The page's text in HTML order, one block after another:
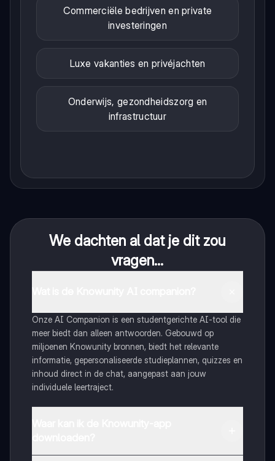
Commerciële bedrijven en private
investeringen
Luxe vakanties en privéjachten
Onderwijs, gezondheidszorg en
infrastructuur
We dachten al dat je dit zou
vragen...
Onze AI Companion is een studentgerichte AI-tool die
meer biedt dan alleen antwoorden. Gebouwd op
miljoenen Knowunity bronnen, biedt het relevante
informatie, gepersonaliseerde studieplannen, quizzes en
inhoud direct in de chat, aangepast aan jouw
individuele leertraject.